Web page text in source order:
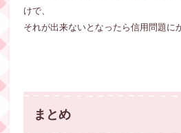
けで、
それが出来ないとなったら信用問題に
まとめ